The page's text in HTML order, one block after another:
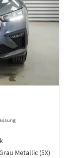
Metallic (5X)